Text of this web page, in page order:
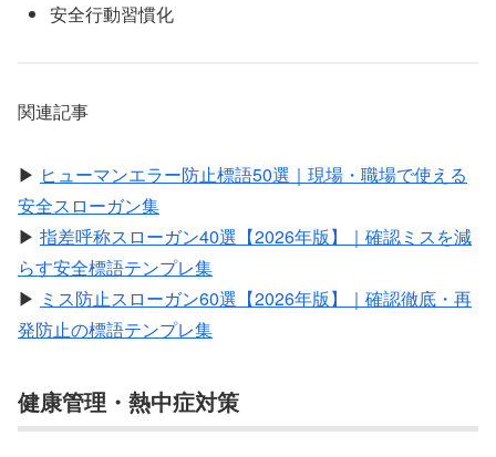
安全行動習慣化
関連記事
▶ ヒューマンエラー防止標語50選｜現場・職場で使える
安全スローガン集
▶ 指差呼称スローガン40選【2026年版】｜確認ミスを減
らす安全標語テンプレ集
▶ ミス防止スローガン60選【2026年版】｜確認徹底・再
発防止の標語テンプレ集
健康管理・熱中症対策